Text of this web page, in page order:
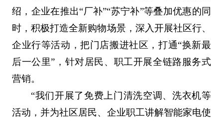
绍，企业在推出“厂补”“苏宁补”等叠加优惠的同
时，积极打造全新购物场景，深入开展社区行、
企业行等活动，把门店搬进社区，打通“换新最
后一公里”，针对居民、职工开展全链路服务式
营销。
“我们开展了免费上门清洗空调、洗衣机等
活动，并为社区居民、企业职工讲解智能家电使